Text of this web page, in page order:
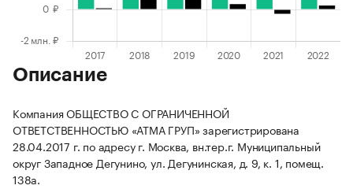
Описание
Компания ОБЩЕСТВО С ОГРАНИЧЕННОЙ
ОТВЕТСТВЕННОСТЬЮ «АТМА ГРУП» зарегистрирована
28.04.2017 г. по адресу г. Москва, вн.тер.г. Муниципальный
округ Западное Дегунино, ул. Дегунинская, д. 9, к. 1, помещ.
138а.